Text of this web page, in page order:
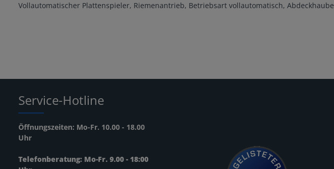
Vollautomatischer Plattenspieler, Riemenantrieb, Betriebsart vollautomatisch, Abdeckhaube
Service-Hotline
Öffnungszeiten: Mo-Fr. 10.00 - 18.00
Uhr
Telefonberatung: Mo-Fr. 9.00 - 18:00